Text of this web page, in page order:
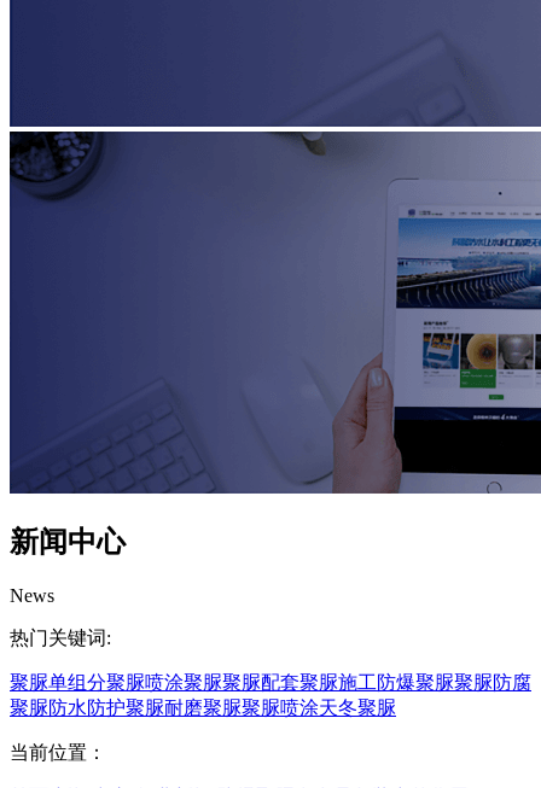
新闻中心
News
热门关键词:
聚脲单组分聚脲喷涂聚脲聚脲配套聚脲施工防爆聚脲聚脲防腐
聚脲防水防护聚脲耐磨聚脲聚脲喷涂天冬聚脲
当前位置：